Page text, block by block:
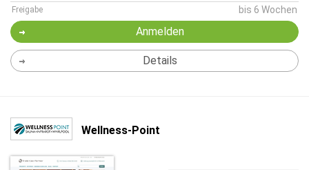
Freigabe bis 6 Wochen
Anmelden
Details
Wellness-Point